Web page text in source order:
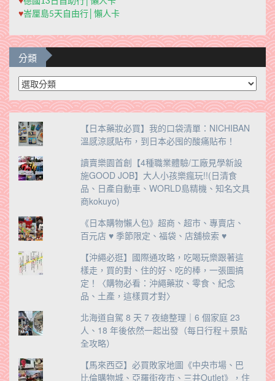
♥峇厘島5天自由行│懶人卡
分類
分
類
【日本藥妝必買】我的口袋清單：NICHIBAN
溫感涼感貼布，到日本必囤的酸痛貼布！
讀賣樂園首創【4種職業體驗/工廠見學新設
施GOOD JOB】大人小孩樂瘋玩!!(日清食
品、日產自動車、WORLD島精機、知名文具
商kokuyo)
《日本購物懶人包》超商、超市、專賣店、
百元店 ♥ 季節限定、福袋、店舖檢索 ♥
【沖繩必逛】國際通攻略，吃喝玩樂跟著這
樣走，買的對、住的好、吃的棒，一張圖搞
定！〈購物必看：沖繩藥妝、零食、紀念
品、土產，這樣買才對〉
北海道自駕 8 天 7 夜總整理｜6 個家庭 23
人、18 年後依然一起出發（每日行程＋景點
全攻略）
【馬來西亞】必買敗家地圖《中央市場、巴
比倫購物城、亞羅街夜市、三井Outlet》，住